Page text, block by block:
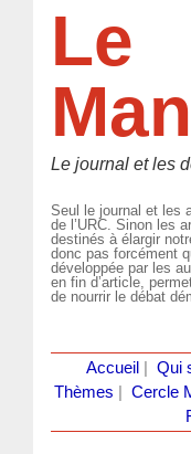
Le
Le journal et les
Seul le journal et les
de l’URC. Sinon les
destinés à élargir
donc pas forcément
développée par les
en fin d’article,
de nourrir le débat
Accueil Qui
Thèmes
Cercle